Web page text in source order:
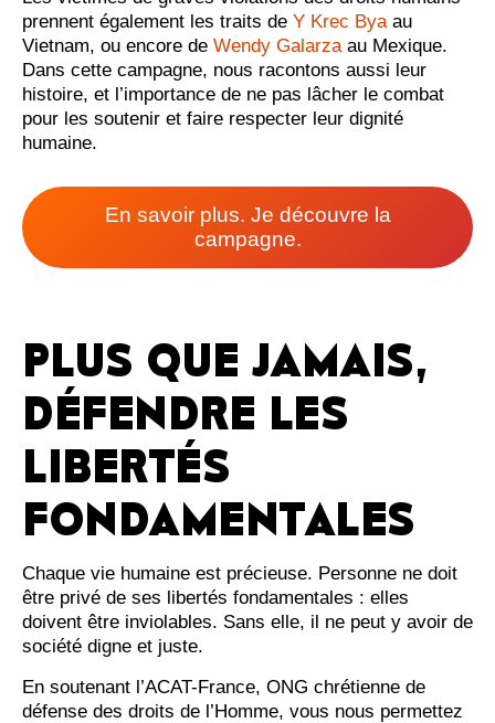
prennent également les traits de Y Krec Bya au
Vietnam, ou encore de Wendy Galarza au Mexique.
Dans cette campagne, nous racontons aussi leur
histoire, et l’importance de ne pas lâcher le combat
pour les soutenir et faire respecter leur dignité
humaine.
En savoir plus. Je découvre la
campagne.
PLUS QUE JAMAIS,
DÉFENDRE LES
LIBERTÉS
FONDAMENTALES
Chaque vie humaine est précieuse. Personne ne doit
être privé de ses libertés fondamentales : elles
doivent être inviolables. Sans elle, il ne peut y avoir de
société digne et juste.
En soutenant l’ACAT-France, ONG chrétienne de
défense des droits de l’Homme, vous nous permettez